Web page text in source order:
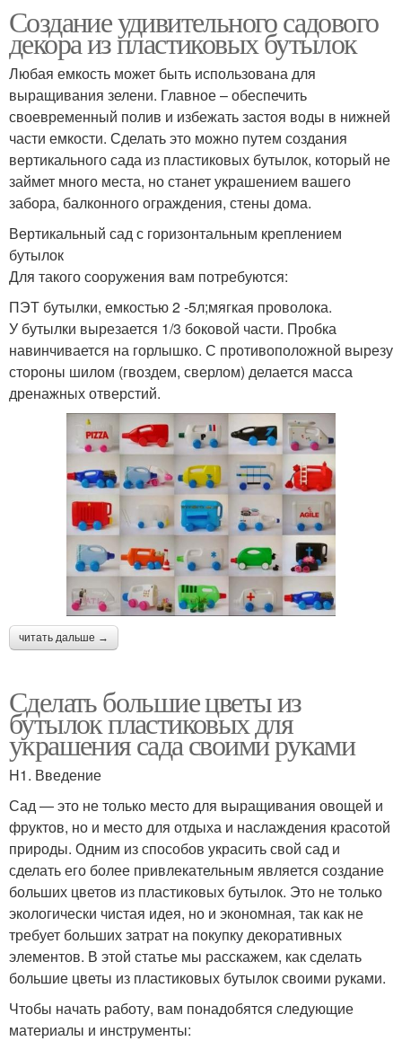
Создание удивительного садового
декора из пластиковых бутылок
Любая емкость может быть использована для
выращивания зелени. Главное – обеспечить
своевременный полив и избежать застоя воды в нижней
части емкости. Сделать это можно путем создания
вертикального сада из пластиковых бутылок, который не
займет много места, но станет украшением вашего
забора, балконного ограждения, стены дома.
Вертикальный сад с горизонтальным креплением
бутылок
Для такого сооружения вам потребуются:
ПЭТ бутылки, емкостью 2 -5л;мягкая проволока.
У бутылки вырезается 1/3 боковой части. Пробка
навинчивается на горлышко. С противоположной вырезу
стороны шилом (гвоздем, сверлом) делается масса
дренажных отверстий.
читать дальше →
Сделать большие цветы из
бутылок пластиковых для
украшения сада своими руками
H1. Введение
Сад — это не только место для выращивания овощей и
фруктов, но и место для отдыха и наслаждения красотой
природы. Одним из способов украсить свой сад и
сделать его более привлекательным является создание
больших цветов из пластиковых бутылок. Это не только
экологически чистая идея, но и экономная, так как не
требует больших затрат на покупку декоративных
элементов. В этой статье мы расскажем, как сделать
большие цветы из пластиковых бутылок своими руками.
Чтобы начать работу, вам понадобятся следующие
материалы и инструменты: